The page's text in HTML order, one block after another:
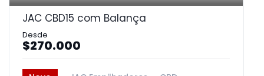
JAC CBD15 com Balança
$270.000